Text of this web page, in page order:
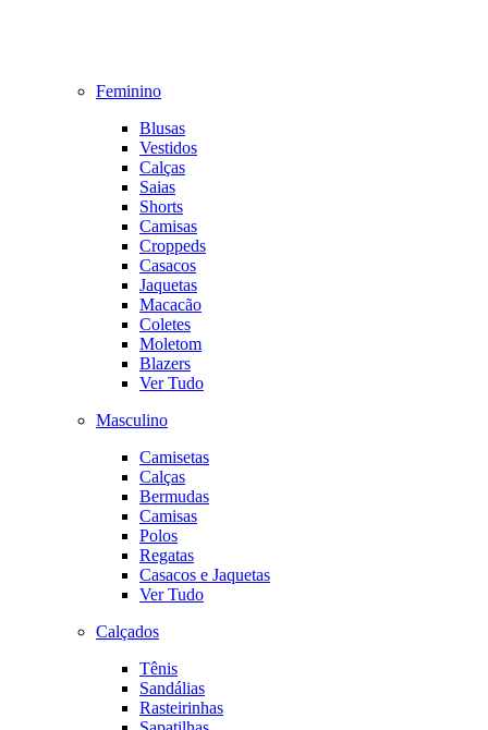
Feminino
Blusas
Vestidos
Calças
Saias
Shorts
Camisas
Croppeds
Casacos
Jaquetas
Macacão
Coletes
Moletom
Blazers
Ver Tudo
Masculino
Camisetas
Calças
Bermudas
Camisas
Polos
Regatas
Casacos e Jaquetas
Ver Tudo
Calçados
Tênis
Sandálias
Rasteirinhas